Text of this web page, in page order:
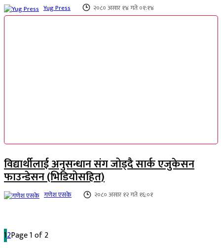
Yug Press २०८० असार १४ गते ०१:१४
विद्यार्थीलाई अनुसन्धान संग जोड्दै सार्क एजुकेसन
फाउन्डेसन (भिडियोसहित)
गणेश एसके २०८० असार १२ गते १६:०१
12Page 1 of 2